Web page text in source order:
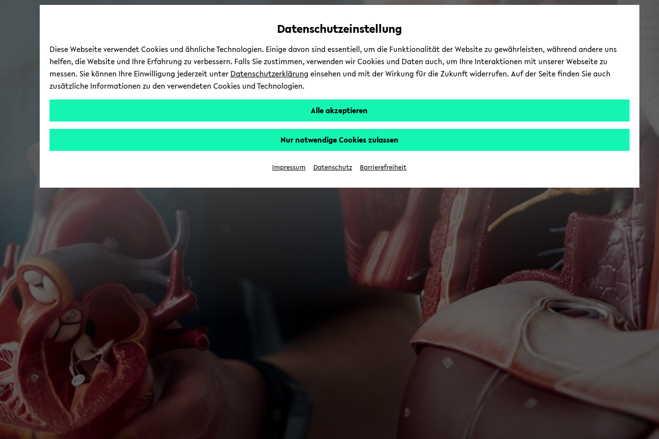
Automatische
vermeiden
zum
wechseln
zum
wechseln
zum
wechseln
Datenschutzeinstellung
Diese Webseite verwendet Cookies und ähnliche Technologien. Einige davon sind essentiell, um die Funktionalität der Website zu gewährleisten, während andere uns
helfen, die Website und Ihre Erfahrung zu verbessern. Falls Sie zustimmen, verwenden wir Cookies und Daten auch, um Ihre Interaktionen mit unserer Webseite zu
messen. Sie können Ihre Einwilligung jederzeit unter Datenschutzerklärung einsehen und mit der Wirkung für die Zukunft widerrufen. Auf der Seite finden Sie auch
zusätzliche Informationen zu den verwendeten Cookies und Technologien.
Alle akzeptieren
Nur notwendige Cookies zulassen
Impressum Datenschutz Barrierefreiheit